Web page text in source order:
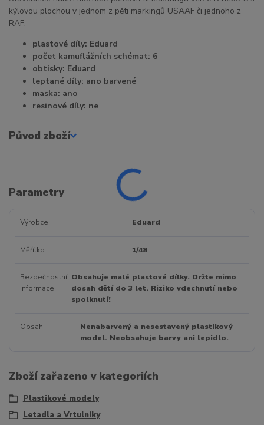
kýlovou plochou v jednom z pěti markingů USAAF či jednoho z
RAF.
plastové díly: Eduard
počet kamuflážních schémat: 6
obtisky: Eduard
leptané díly: ano barvené
maska: ano
resinové díly: ne
Původ zboží
Parametry
Výrobce Eduard
Měřítko 1/48
Bezpečnostní
informace
Obsahuje malé plastové dílky. Držte mimo
dosah dětí do 3 let. Riziko vdechnutí nebo
spolknutí!
Obsah
Nenabarvený a nesestavený plastikový
model. Neobsahuje barvy ani lepidlo.
Zboží zařazeno v kategoriích
Plastikové modely
Letadla a Vrtulníky